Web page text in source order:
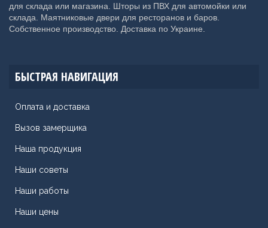
для склада или магазина. Шторы из ПВХ для автомойки или
склада. Маятниковые двери для ресторанов и баров.
Собственное производство. Доставка по Украине.
БЫСТРАЯ НАВИГАЦИЯ
Оплата и доставка
Вызов замерщика
Наша продукция
Наши советы
Наши работы
Наши цены